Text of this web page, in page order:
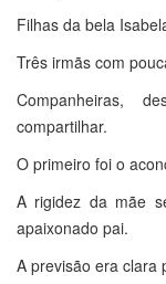
Filhas da bela
Três irmãs com
Companheiras,
compartilhar.
O primeiro foi o
A rigidez da mãe
apaixonado pai.
A previsão era clara